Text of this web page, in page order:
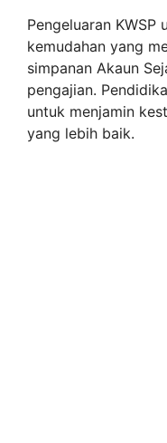
Pengeluaran KWSP
kemudahan yang
simpanan Akaun
pengajian.
untuk menjamin
yang lebih baik.